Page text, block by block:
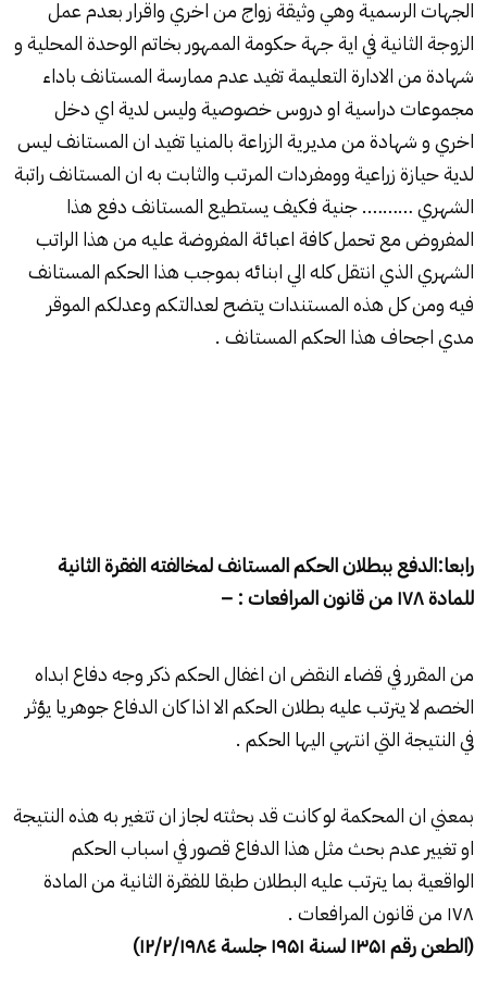
الجهات الرسمية وهي وثيقة زواج من اخري واقرار بعدم عمل
الزوجة الثانية في اية جهة حكومة الممهور بخاتم الوحدة المحلية و
شهادة من الادارة التعليمة تفيد عدم ممارسة المستانف باداء
مجموعات دراسية او دروس خصوصية وليس لدية اي دخل
اخري و شهادة من مديرية الزراعة بالمنيا تفيد ان المستانف ليس
لدية حيازة زراعية وومفردات المرتب والثابت به ان المستانف راتبة
الشهري ………. جنية فكيف يستطيع المستانف دفع هذا
المفروض مع تحمل كافة اعبائة المفروضة عليه من هذا الراتب
الشهري الذي انتقل كله الي ابنائه بموجب هذا الحكم المستانف
فيه ومن كل هذه المستندات يتضح لعدالتكم وعدلكم الموقر
مدي اجحاف هذا الحكم المستانف .
رابعا:الدفع ببطلان الحكم المستانف لمخالفته الفقرة الثانية
للمادة۱۷۸من قانون المرافعات : –
من المقرر في قضاء النقض ان اغفال الحكم ذكر وجه دفاع ابداه
الخصم لا يترتب عليه بطلان الحكم الا اذا كان الدفاع جوهريا يؤثر
في النتيجة التي انتهي اليها الحكم .
بمعني ان المحكمة لو كانت قد بحثته لجاز ان تتغير به هذه النتيجة
او تغيير عدم بحث مثل هذا الدفاع قصور في اسباب الحكم
الواقعية بما يترتب عليه البطلان طبقا للفقرة الثانية من المادة
۱۷۸ من قانون المرافعات .
(الطعن رقم۱۳۵۱لسنة۱۹۵۱جلسة ۱۲/۲/۱۹۸٤)